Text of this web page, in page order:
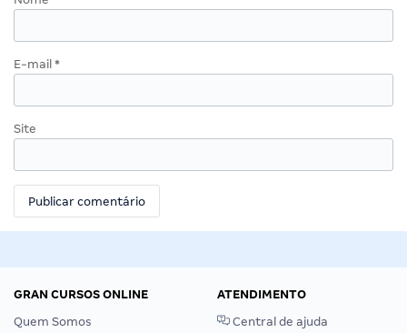
E-mail *
Site
GRAN CURSOS ONLINE
Quem Somos
ATENDIMENTO
Central de ajuda